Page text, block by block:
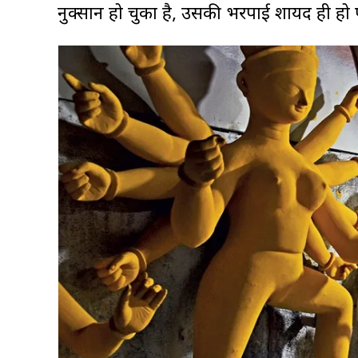
नुक्सान हो चुका है, उसकी भरपाई शायद ही हो